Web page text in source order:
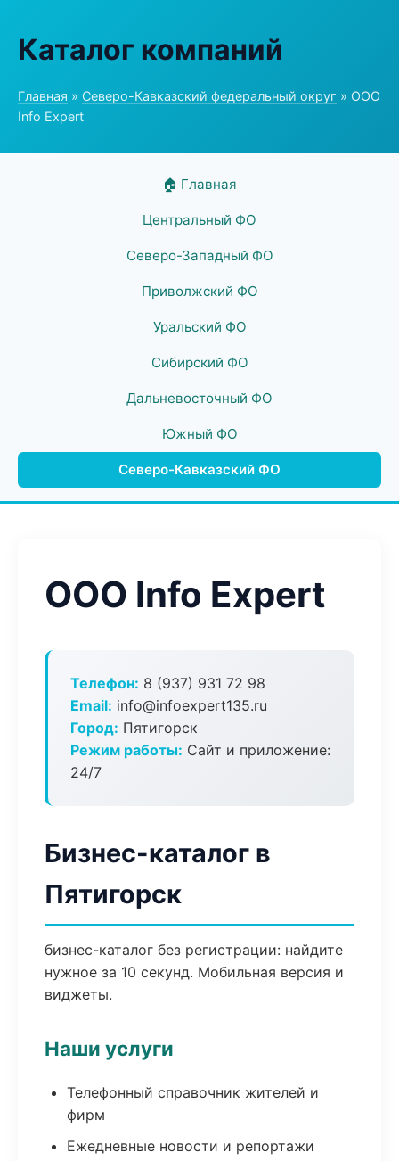
Каталог компаний
Главная » Северо-Кавказский федеральный округ » ООО
Info Expert
🏠 Главная
Центральный ФО
Северо-Западный ФО
Приволжский ФО
Уральский ФО
Сибирский ФО
Дальневосточный ФО
Южный ФО
Северо-Кавказский ФО
ООО Info Expert
Телефон: 8 (937) 931 72 98
Email: info@infoexpert135.ru
Город: Пятигорск
Режим работы: Сайт и приложение:
24/7
Бизнес-каталог в
Пятигорск
бизнес-каталог без регистрации: найдите
нужное за 10 секунд. Мобильная версия и
виджеты.
Наши услуги
Телефонный справочник жителей и
фирм
Ежедневные новости и репортажи